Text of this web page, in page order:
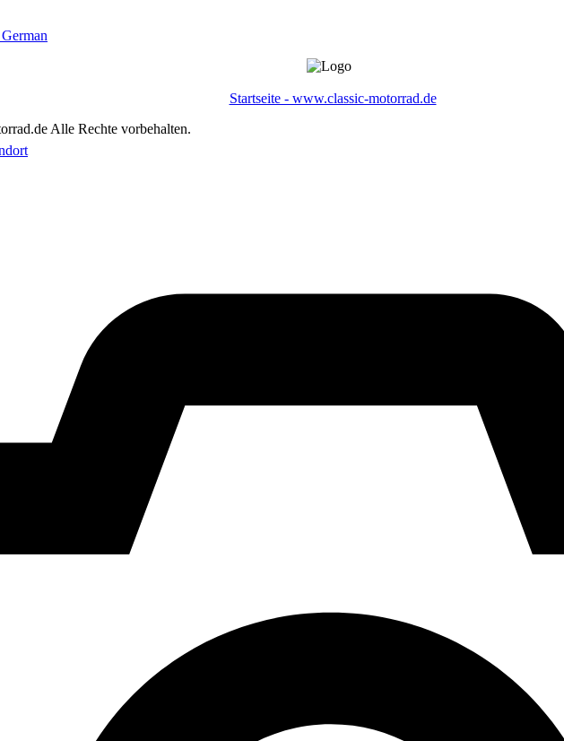
German‎
Startseite - www.classic-motorrad.de
Alle Rechte vorbehalten.